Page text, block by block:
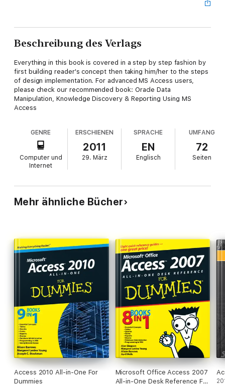
Beschreibung des Verlags
Everything in this book is covered in a step by step fashion by
first building reader's concept then taking him/her to the steps
of design implementation. For advanced MS Access users,
please check our recommended book: Oracle Data
Manipulation, Knowledge Discovery & Reporting Using MS
Access
GENRE
Computer und
Internet
ERSCHIENEN
2011
29. März
SPRACHE
EN
Englisch
UMFANG
72
Seiten
Mehr ähnliche Bücher
Access 2010 All-in-One For
Dummies
Microsoft Office Access 2007
All-in-One Desk Reference For